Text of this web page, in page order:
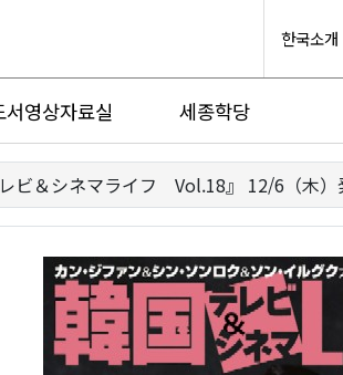
한국소개
서영상자료실 세종학당
レビ＆シネマライフ Vol.18』 12/6（木）